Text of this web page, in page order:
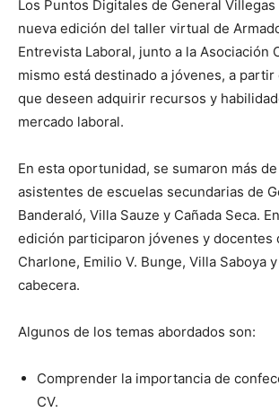
Los Puntos Digitales de General
nueva edición del taller virtual de
Entrevista Laboral, junto a la Asociación
mismo está destinado a jóvenes, a partir
que deseen adquirir recursos y
mercado laboral.
En esta oportunidad, se sumaron más
asistentes de escuelas secundarias de
Banderaló, Villa Sauze y Cañada Seca.
edición participaron jóvenes y docentes
Charlone, Emilio V. Bunge, Villa Saboya
cabecera.
Algunos de los temas abordados son:
Comprender la importancia de
CV.